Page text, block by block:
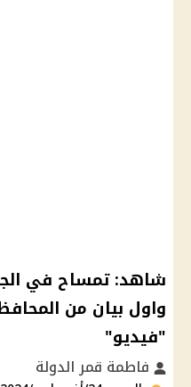
شاهد: تمساح في
واول بيان من
"فيديو"
فاطمة قمر الدولة